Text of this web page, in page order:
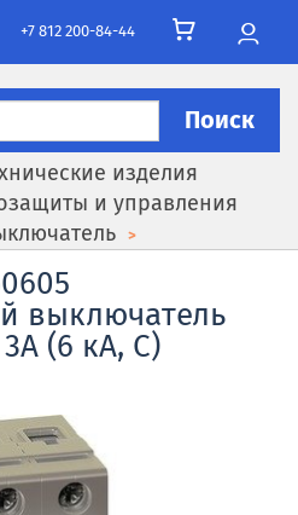
+7 812 200-84-44
Поиск
изделия
и управления
выключатель
(6 кА, C)